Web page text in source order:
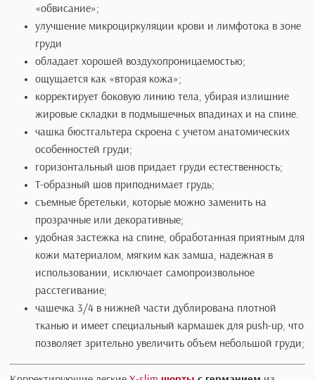
грудные железы, предотвращая развитие застойных
и как следствие злокачественных образований.
плотно облегает, но не сдавливает грудь;
отсутствуют косточки пережимающие лимфоток;
оказывает поддерживающее действие,
«обвисание»;
улучшение микроциркуляции крови и лимфотока в
груди
обладает хорошей воздухопроницаемостью;
ощущается как «вторая кожа»;
корректирует боковую линию тела, убирая
жировые складки в подмышечных впадинах и на
чашка бюстгальтера скроена с учетом
особенностей груди;
горизонтальный шов придает груди естественность;
Т-образный шов приподнимает грудь;
съемные бретельки, которые можно заменить на
прозрачные или декоративные;
удобная застежка на спине, обработанная